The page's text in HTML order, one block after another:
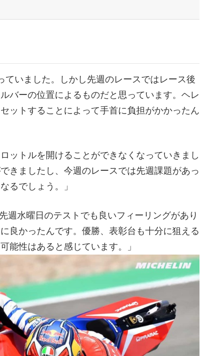
ていました。しかし先週のレースではレース後
バーの位置によるものだと思っています。ヘレ
ットすることによって手首に負担がかかったん
ットルを開けることができなくなっていきまし
きましたし、今週のレースでは先週課題があっ
るでしょう。」
週水曜日のテストでも良いフィーリングがあり
良かったんです。優勝、表彰台も十分に狙える
能性はあると感じています。」